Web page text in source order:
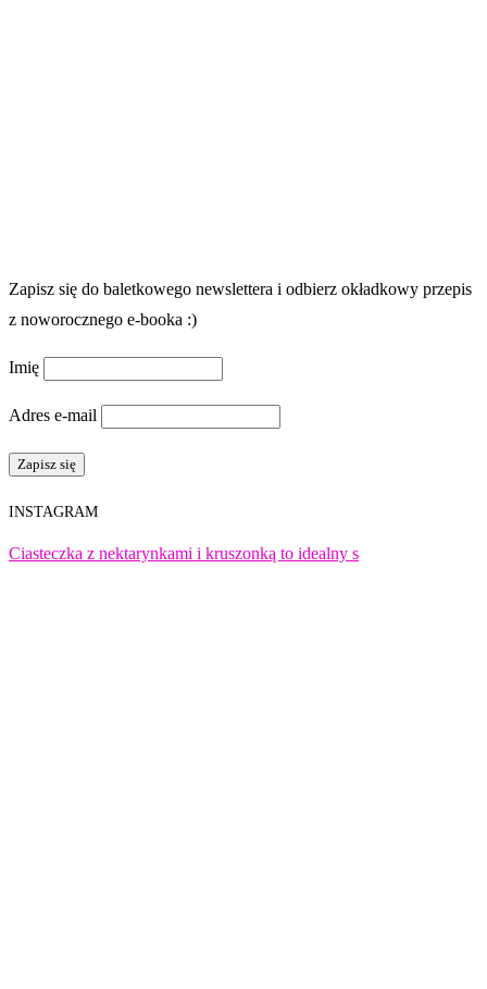
Zapisz się do baletkowego newslettera i odbierz okładkowy przepis
z noworocznego e-booka :)
Imię
Adres e-mail
INSTAGRAM
Ciasteczka z nektarynkami i kruszonką to idealny s